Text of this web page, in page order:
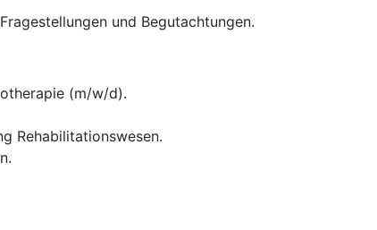
und Begutachtungen.
(m/w/d).
Rehabilitationswesen.